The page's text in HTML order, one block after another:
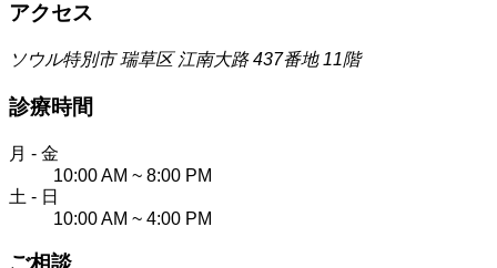
アクセス
ソウル特別市 瑞草区 江南大路 437番地 11階
診療時間
月 - 金
10:00 AM ~ 8:00 PM
土 - 日
10:00 AM ~ 4:00 PM
ご相談